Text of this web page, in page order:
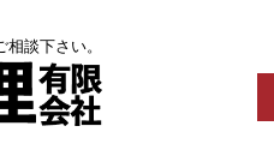
談下さい。